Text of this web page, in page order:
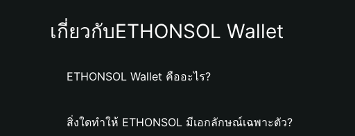
เกี่ยวกับETHONSOL Wallet
ETHONSOL Wallet คืออะไร?
สิ่งใดทำให้ ETHONSOL มีเอกลักษณ์เฉพาะตัว?